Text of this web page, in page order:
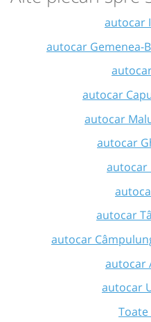
autocar
autocar Gemenea-
autocar
autocar
autocar
autocar
autocar
autocar
autocar
autocar
Toate